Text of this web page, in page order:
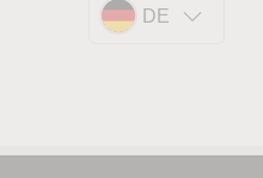
DE